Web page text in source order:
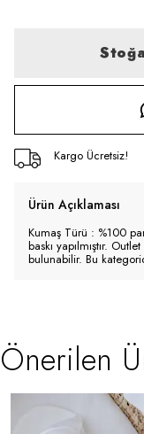
Kargo Ücretsiz!
Ürün Açıklaması
Kumaş Türü : %100
baskı yapılmıştır.
bulunabilir. Bu
Önerilen